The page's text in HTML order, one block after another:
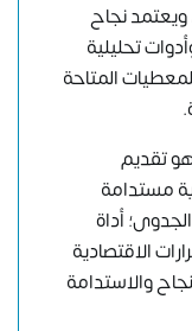
نجاح
تحليلية
المتاحة
تقديم
مستدامة
أداة
الاقتصادية
والاستدامة